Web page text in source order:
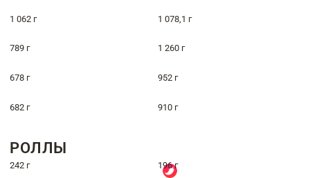
1 062 г 1 078,1 г
789 г 1 260 г
678 г 952 г
682 г 910 г
РОЛЛЫ
242 г 196 г